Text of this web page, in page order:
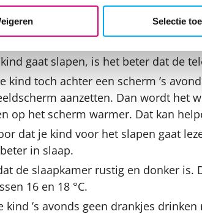
Selectie
van het slaaphormoon
informatie binnenkomt of als er veel
dan niet makkelijk in.
gaat slapen, is het beter dat de
kind toch achter een scherm ’s
aanzetten. Dan wordt het
op het scherm warmer. Dat kan
dat je kind voor het slapen gaat
in slaap.
de slaapkamer rustig en donker
16 en 18 °C.
kind ’s avonds geen drankjes